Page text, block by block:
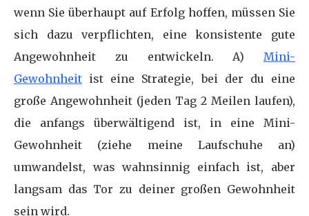
wenn Sie überhaupt auf Erfolg hoffen, müssen Sie
sich dazu verpflichten, eine konsistente gute
Angewohnheit zu entwickeln. A) Mini-
Gewohnheit ist eine Strategie, bei der du eine
große Angewohnheit (jeden Tag 2 Meilen laufen),
die anfangs überwältigend ist, in eine Mini-
Gewohnheit (ziehe meine Laufschuhe an)
umwandelst, was wahnsinnig einfach ist, aber
langsam das Tor zu deiner großen Gewohnheit
sein wird.